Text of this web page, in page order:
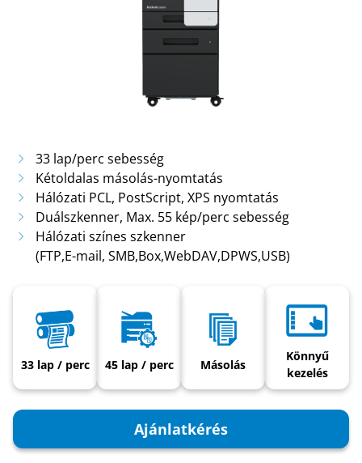
33 lap/perc sebesség
Kétoldalas másolás-nyomtatás
Hálózati PCL, PostScript, XPS nyomtatás
Duálszkenner, Max. 55 kép/perc sebesség
Hálózati színes szkenner
(FTP,E-mail, SMB,Box,WebDAV,DPWS,USB)
33 lap / perc 45 lap / perc Másolás
Könnyű
kezelés
Ajánlatkérés